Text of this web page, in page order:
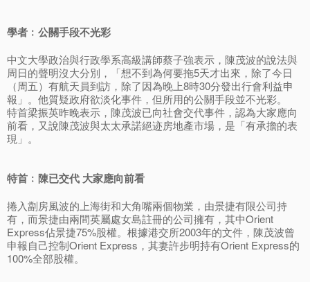
學者﹕公關手段不光彩
中文大學政治與行政學系高級講師蔡子強表示，陳茂波的說法與
周日的聲明沒大分別，「想不到為何要拖5天才出來，除了今日
（周五）有航天員到訪，除了因為晚上8時30分發出行會利益申
報」。他質疑政府欲淡化事件，但所用的公關手段並不光彩。
特首梁振英昨晚表示，陳茂波已向社會交代事件，認為大家應向
前看，又說陳茂波與太太承諾絕迹房地產市場，是「有承擔的表
現」。
特首﹕陳已交代 大家應向前看
捲入劏房風波的上海街和大角嘴兩個物業，由景捷有限公司持
有，而景捷由兩間英屬處女島註冊的公司擁有，其中Orient
Express佔景捷75%股權。根據港交所2003年的文件，陳茂波曾
申報自己控制Orient Express，其妻許步明持有Orient Express的
100%全部股權。